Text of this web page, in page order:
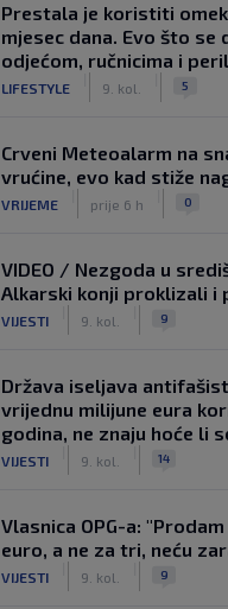
Prestala je koristiti
mjesec dana. Evo što se
odjećom, ručnicima i
LIFESTYLE 9. kol. 5
Crveni Meteoalarm na
vrućine, evo kad stiže
VRIJEME prije 6 h 0
VIDEO / Nezgoda u
Alkarski konji proklizali i
VIJESTI 9. kol. 9
Država iseljava
vrijednu milijune eura
godina, ne znaju hoće li
VIJESTI 9. kol. 14
Vlasnica OPG-a:
euro, a ne za tri, neću
VIJESTI 9. kol. 9